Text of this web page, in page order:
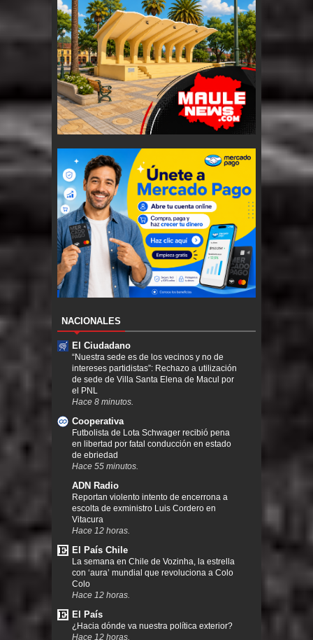
NACIONALES
El Ciudadano
“Nuestra sede es de los vecinos y no de
intereses partidistas”: Rechazo a utilización
de sede de Villa Santa Elena de Macul por
el PNL
Hace 8 minutos.
Cooperativa
Futbolista de Lota Schwager recibió pena
en libertad por fatal conducción en estado
de ebriedad
Hace 55 minutos.
ADN Radio
Reportan violento intento de encerrona a
escolta de exministro Luis Cordero en
Vitacura
Hace 12 horas.
El País Chile
La semana en Chile de Vozinha, la estrella
con ‘aura’ mundial que revoluciona a Colo
Colo
Hace 12 horas.
El País
¿Hacia dónde va nuestra política exterior?
Hace 12 horas.